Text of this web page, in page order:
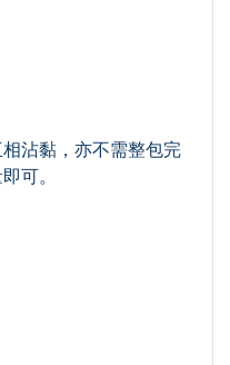
沾黏，亦不需整包完
可。